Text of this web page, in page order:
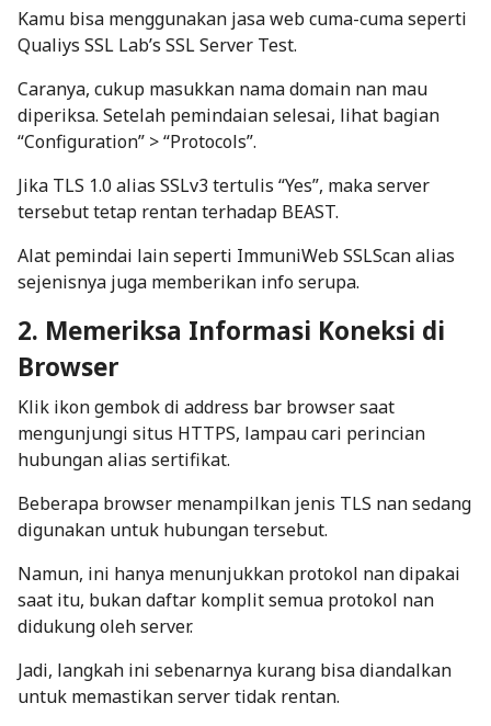
Kamu bisa menggunakan jasa web cuma-cuma seperti
Qualiys SSL Lab’s SSL Server Test.
Caranya, cukup masukkan nama domain nan mau
diperiksa. Setelah pemindaian selesai, lihat bagian
“Configuration” > “Protocols”.
Jika TLS 1.0 alias SSLv3 tertulis “Yes”, maka server
tersebut tetap rentan terhadap BEAST.
Alat pemindai lain seperti ImmuniWeb SSLScanalias
sejenisnya juga memberikan info serupa.
2. Memeriksa Informasi Koneksi di
Browser
Klik ikon gembok di address bar browser saat
mengunjungi situs HTTPS, lampau cari perincian
hubungan alias sertifikat.
Beberapa browser menampilkan jenis TLS nan sedang
digunakan untuk hubungan tersebut.
Namun, ini hanya menunjukkan protokol nan dipakai
saat itu, bukan daftar komplit semua protokol nan
didukung oleh server.
Jadi, langkah ini sebenarnya kurang bisa diandalkan
untuk memastikan server tidak rentan.